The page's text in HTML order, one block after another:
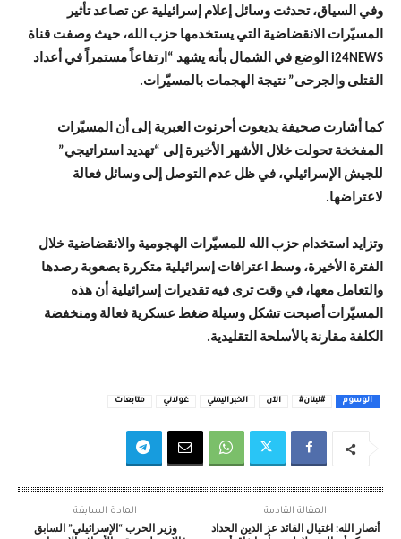
وفي السياق، تحدثت وسائل إعلام إسرائيلية عن تصاعد تأثير
المسيّرات الانقضاضية التي يستخدمها حزب الله، حيث وصفت قناة
i24NEWS الوضع في الشمال بأنه يشهد “ارتفاعاً مستمراً في أعداد
القتلى والجرحى” نتيجة الهجمات بالمسيّرات.
كما أشارت صحيفة يديعوت أحرنوت العبرية إلى أن المسيّرات
المفخخة تحولت خلال الأشهر الأخيرة إلى “تهديد استراتيجي”
للجيش الإسرائيلي، في ظل عدم التوصل إلى وسائل فعالة
لاعتراضها.
وتزايد استخدام حزب الله للمسيّرات الهجومية والانقضاضية خلال
الفترة الأخيرة، وسط اعترافات إسرائيلية متكررة بصعوبة رصدها
والتعامل معها، في وقت ترى فيه تقديرات إسرائيلية أن هذه
المسيّرات أصبحت تشكل وسيلة ضغط عسكرية فعالة ومنخفضة
الكلفة مقارنة بالأسلحة التقليدية.
الوسوم #لبنان# الآن الخبر اليمني غولاني متابعات
المادة السابقة
وزير الحرب “الإسرائيلي” السابق
المقالة القادمة
أنصار الله: اغتيال القائد عز الدين الحداد